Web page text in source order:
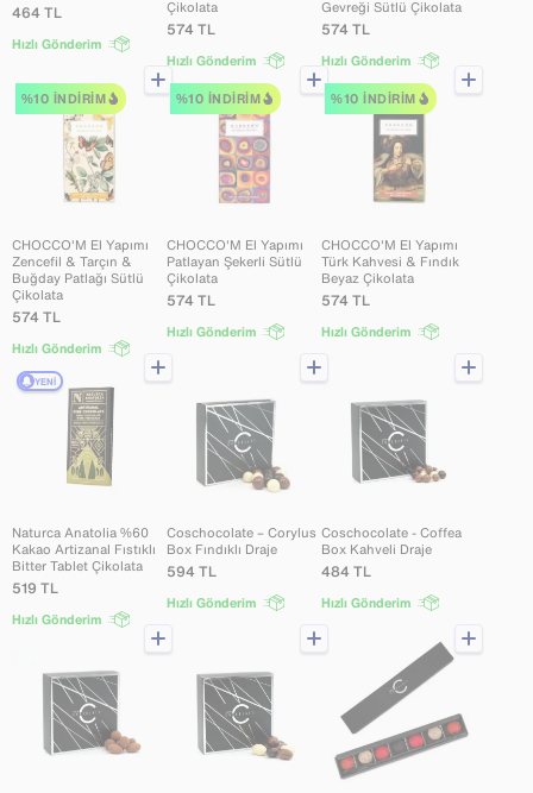
464TL
Hızlı Gönderim
Çikolata
574TL
Hızlı Gönderim
Gevreği Sütlü Çikolata
574TL
Hızlı Gönderim
CHOCCO'M El Yapımı
Zencefil & Tarçın &
Buğday Patlağı Sütlü
Çikolata
574TL
%10 İNDIRIM
Hızlı Gönderim
CHOCCO'M El Yapımı
Patlayan Şekerli Sütlü
Çikolata
574TL
%10 İNDIRIM
Hızlı Gönderim
CHOCCO'M El Yapımı
Türk Kahvesi & Fındık
Beyaz Çikolata
574TL
%10 İNDIRIM
Hızlı Gönderim
Naturca Anatolia %60
Kakao Artizanal Fıstıklı
Bitter Tablet Çikolata
519 TL
Hızlı Gönderim
YENI
Coschocolate – Corylus
Box Fındıklı Draje
594TL
Hızlı Gönderim
Coschocolate - Coffea
Box Kahveli Draje
484TL
Hızlı Gönderim